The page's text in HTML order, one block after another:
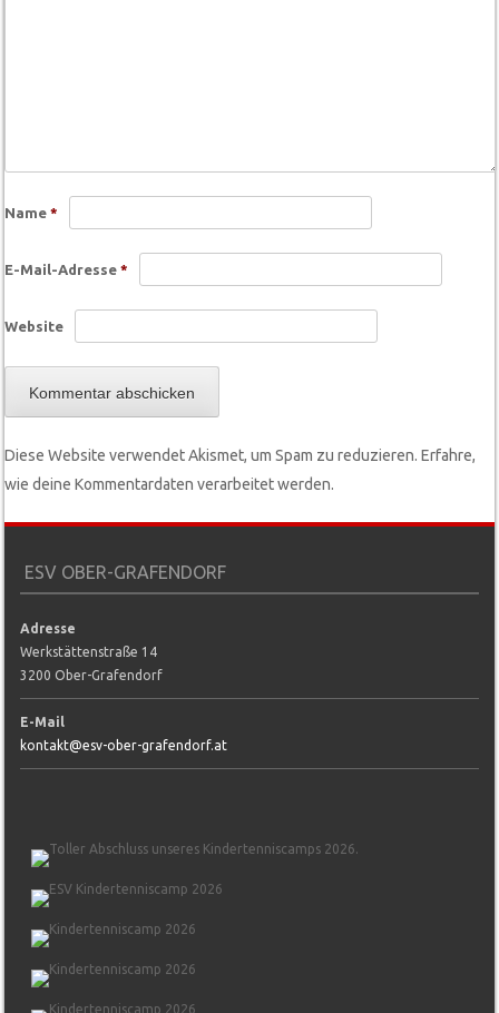
Name*
E-Mail-Adresse*
Website
Diese Website verwendet Akismet, um Spam zu reduzieren.Erfahre,
wie deine Kommentardaten verarbeitet werden.
ESV OBER-GRAFENDORF
Adresse
Werkstättenstraße 14
3200 Ober-Grafendorf
E-Mail
kontakt@esv-ober-grafendorf.at